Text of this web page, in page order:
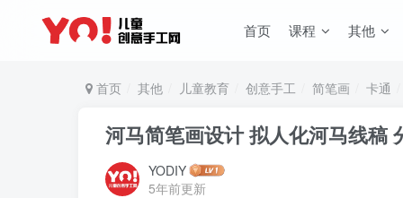
首页 课程 其他
首页 其他 儿童教育 创意手工 简笔画 卡通
河马简笔画设计 拟人化河马线稿
YODIY
5年前更新